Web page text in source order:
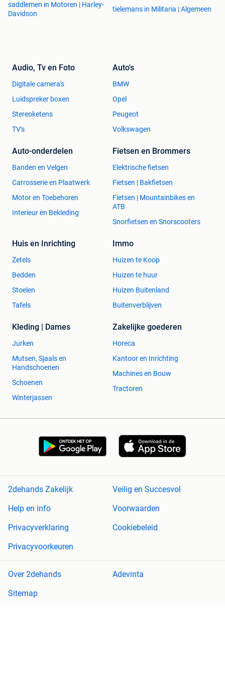
saddlemen in Motoren | Harley-
Davidson
tielemans in Militaria | Algemeen
Audio, Tv en Foto
Digitale camera's
Luidspreker boxen
Stereoketens
TV's
Auto's
BMW
Opel
Peugeot
Volkswagen
Auto-onderdelen
Banden en Velgen
Carrosserie en Plaatwerk
Motor en Toebehoren
Interieur en Bekleding
Fietsen en Brommers
Elektrische fietsen
Fietsen | Bakfietsen
Fietsen | Mountainbikes en
ATB
Snorfietsen en Snorscooters
Huis en Inrichting
Zetels
Bedden
Stoelen
Tafels
Immo
Huizen te Koop
Huizen te huur
Huizen Buitenland
Buitenverblijven
Kleding | Dames
Jurken
Mutsen, Sjaals en
Handschoenen
Schoenen
Winterjassen
Zakelijke goederen
Horeca
Kantoor en Inrichting
Machines en Bouw
Tractoren
2dehands Zakelijk
Veilig en Succesvol
Help en info
Voorwaarden
Privacyverklaring
Cookiebeleid
Privacyvoorkeuren
Over 2dehands
Adevinta
Sitemap